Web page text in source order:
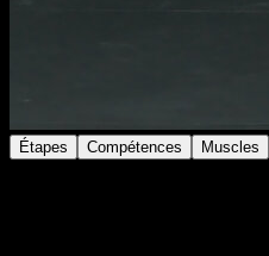
Étapes Compétences Muscles